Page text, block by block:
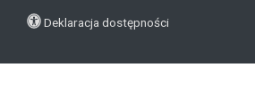
Deklaracja dostępności